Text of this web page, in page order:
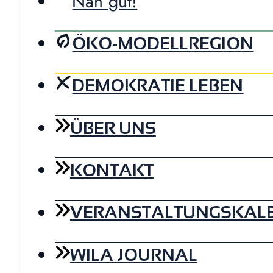
ÖKO-MODELLREGION
DEMOKRATIE LEBEN
ÜBER UNS
KONTAKT
WILA JOURNAL